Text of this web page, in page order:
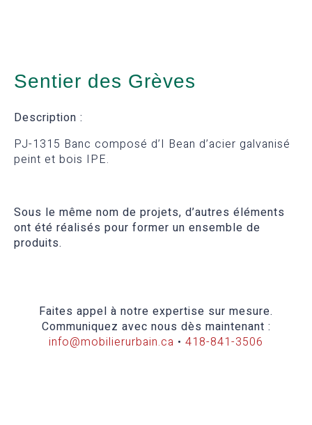
Sentier des Grèves
Description :
PJ-1315 Banc composé d’I Bean d’acier galvanisé
peint et bois IPE.
Sous le même nom de projets, d’autres éléments
ont été réalisés pour former un ensemble de
produits.
Faites appel à notre expertise sur mesure.
Communiquez avec nous dès maintenant :
info@mobilierurbain.ca • 418-841-3506